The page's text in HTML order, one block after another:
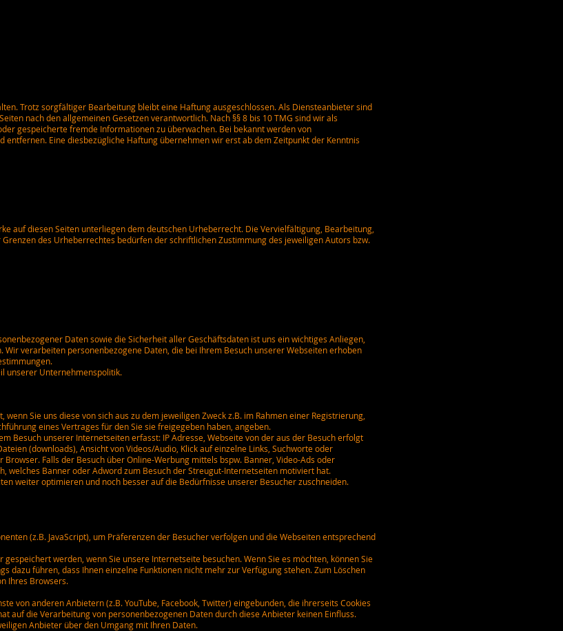
Trotz sorgfältiger Bearbeitung bleibt eine Haftung ausgeschlossen. Als Diensteanbieter sind
nach den allgemeinen Gesetzen verantwortlich. Nach §§ 8 bis 10 TMG sind wir als
gespeicherte fremde Informationen zu überwachen. Bei bekannt werden von
entfernen. Eine diesbezügliche Haftung übernehmen wir erst ab dem Zeitpunkt der Kenntnis
auf diesen Seiten unterliegen dem deutschen Urheberrecht. Die Vervielfältigung, Bearbeitung,
des Urheberrechtes bedürfen der schriftlichen Zustimmung des jeweiligen Autors bzw.
Daten sowie die Sicherheit aller Geschäftsdaten ist uns ein wichtiges Anliegen,
verarbeiten personenbezogene Daten, die bei Ihrem Besuch unserer Webseiten erhoben
unserer Unternehmenspolitik.
Sie uns diese von sich aus zu dem jeweiligen Zweck z.B. im Rahmen einer Registrierung,
eines Vertrages für den Sie sie freigegeben haben, angeben.
Besuch unserer Internetseiten erfasst: IP Adresse, Webseite von der aus der Besuch erfolgt
(downloads), Ansicht von Videos/Audio, Klick auf einzelne Links, Suchworte oder
Falls der Besuch über Online-Werbung mittels bspw. Banner, Video-Ads oder
welches Banner oder Adword zum Besuch der Streugut-Internetseiten motiviert hat.
weiter optimieren und noch besser auf die Bedürfnisse unserer Besucher zuschneiden.
(z.B. JavaScript), um Präferenzen der Besucher verfolgen und die Webseiten entsprechend
werden, wenn Sie unsere Internetseite besuchen. Wenn Sie es möchten, können Sie
dazu führen, dass Ihnen einzelne Funktionen nicht mehr zur Verfügung stehen. Zum Löschen
Ihres Browsers.
von anderen Anbietern (z.B. YouTube, Facebook, Twitter) eingebunden, die ihrerseits Cookies
auf die Verarbeitung von personenbezogenen Daten durch diese Anbieter keinen Einfluss.
Anbieter über den Umgang mit Ihren Daten.